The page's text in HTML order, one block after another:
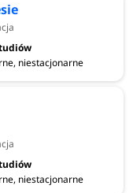
niestacjonarne
niestacjonarne